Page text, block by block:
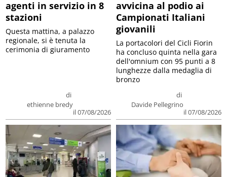
agenti in servizio in 8
stazioni
di
ethienne bredy
il 07/08/2026
Questa mattina, a palazzo
regionale, si è tenuta la
cerimonia di giuramento
avvicina al podio ai
Campionati Italiani
giovanili
di
Davide Pellegrino
il 07/08/2026
La portacolori del Cicli Fiorin
ha concluso quinta nella gara
dell'omnium con 95 punti a 8
lunghezze dalla medaglia di
bronzo